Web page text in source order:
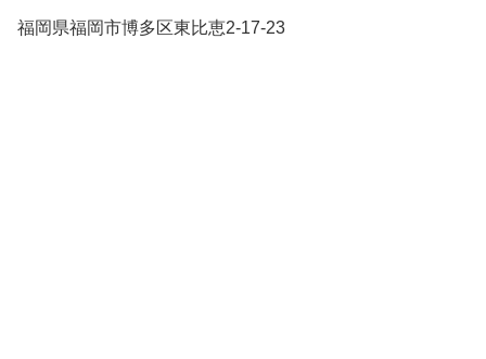
福岡県福岡市博多区東比恵2-17-23